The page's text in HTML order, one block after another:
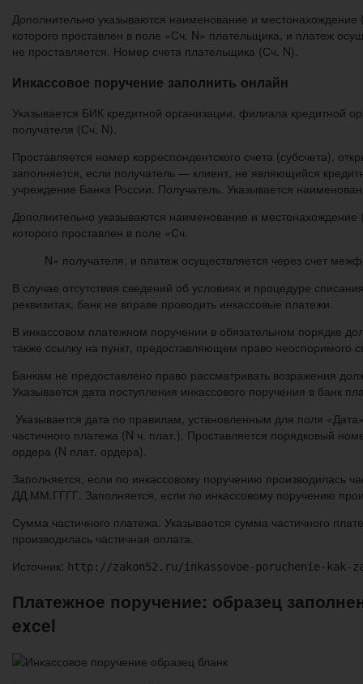
Дополнительно указываются наименование и
которого проставлен в поле «Сч. N» плательщика, и платеж
не проставляется. Номер счета плательщика (Сч. N).
Инкассовое поручение заполнить онлайн
Указывается БИК кредитной организации, филиала кредитной
получателя (Сч. N).
Проставляется номер корреспондентского счета (субсчета),
заполняется, если получатель — клиент, не являющийся
учреждение Банка России. Получатель. Указывается
Дополнительно указываются наименование и
которого проставлен в поле «Сч.
N» получателя, и платеж осуществляется через счет
В случае отсутствия сведений об условиях и процедуре
реквизитах, банк не вправе проводить инкассовые платежи.
В инкассовом платежном поручении в обязательном порядке
также ссылку на пункт, предоставляющем право неоспоримого
Банкам не предоставлено право рассматривать возражения
Указывается дата поступления инкассового поручения в банк
Указывается дата по правилам, установленным для поля
частичного платежа (N ч. плат.). Проставляется порядковый
ордера (N плат. ордера).
Заполняется, если по инкассовому поручению производилась
ДД.ММ.ГГГГ. Заполняется, если по инкассовому поручению
Сумма частичного платежа. Указывается сумма частичного
производилась частичная оплата.
Источник: http://zakon52.ru/inkassovoe-poruchenie-kak-
Платежное поручение: образец
excel